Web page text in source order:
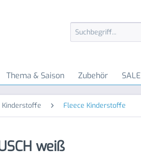
Thema & Saison Zubehör SALE
Kinderstoffe Fleece Kinderstoffe
weiß